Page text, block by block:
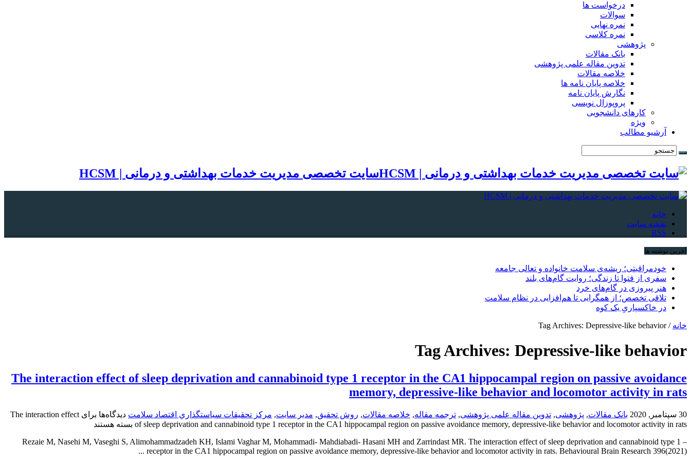
درخواست ها
سوالات
نمره نهایی
نمره کلاسی
پژوهشی
بانک مقالات
تدوین مقاله علمی پژوهشی
خلاصه مقالات
خلاصه پایان نامه ها
نگارش پایان نامه
پروپوزال نویسی
کارهای دانشجویی
ویژه
آرشیو مطالب
سایت تخصصی مدیریت خدمات بهداشتی و درمانی | HCSM
خانه
نقشه سایت
RSS
آخرین نوشته ها
خودمراقبتی؛ ریشه‌ی سلامت خانواده و تعالی جامعه
سفری از فتوا تا زندگی؛ روایت گام‌های بلند
هنر پیروزی در گام‌های خرد
تلاقی تخصص؛ از همگرایی تا هم‌افزایی در نظام سلامت
در خاکسپاریِ یک کوه
خانه /
Tag Archives: Depressive-like behavior
Tag Archives: Depressive-like behavior
The interaction effect of sleep deprivation and cannabinoid type 1 receptor in the CA1 hippocampal region on passive avoidance
memory, depressive-like behavior and locomotor activity in rats
30 سپتامبر, 2020 بانک مقالات, پژوهشی, تدوین مقاله علمی پژوهشی, ترجمه مقاله, خلاصه مقالات, روش تحقیق, مدیر سایت, مركز تحقيقات سياستگذاري اقتصاد سلامت دیدگاه‌ها
برای The interaction effect
of sleep deprivation and cannabinoid type 1 receptor in the CA1 hippocampal region on passive avoidance memory, depressive-like behavior and locomotor activity in rats بسته هستند
– Rezaie M, Nasehi M, Vaseghi S, Alimohammadzadeh KH, Islami Vaghar M, Mohammadi- Mahdiabadi- Hasani MH and Zarrindast MR. The interaction effect of sleep deprivation and cannabinoid type 1
receptor in the CA1 hippocampal region on passive avoidance memory, depressive-like behavior and locomotor activity in rats. Behavioural Brain Research 396(2021) ...